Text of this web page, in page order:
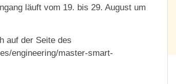
läuft vom 19. bis 29. August um
auf der Seite des
engineering/master-smart-